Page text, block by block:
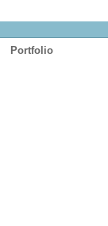
Portfolio